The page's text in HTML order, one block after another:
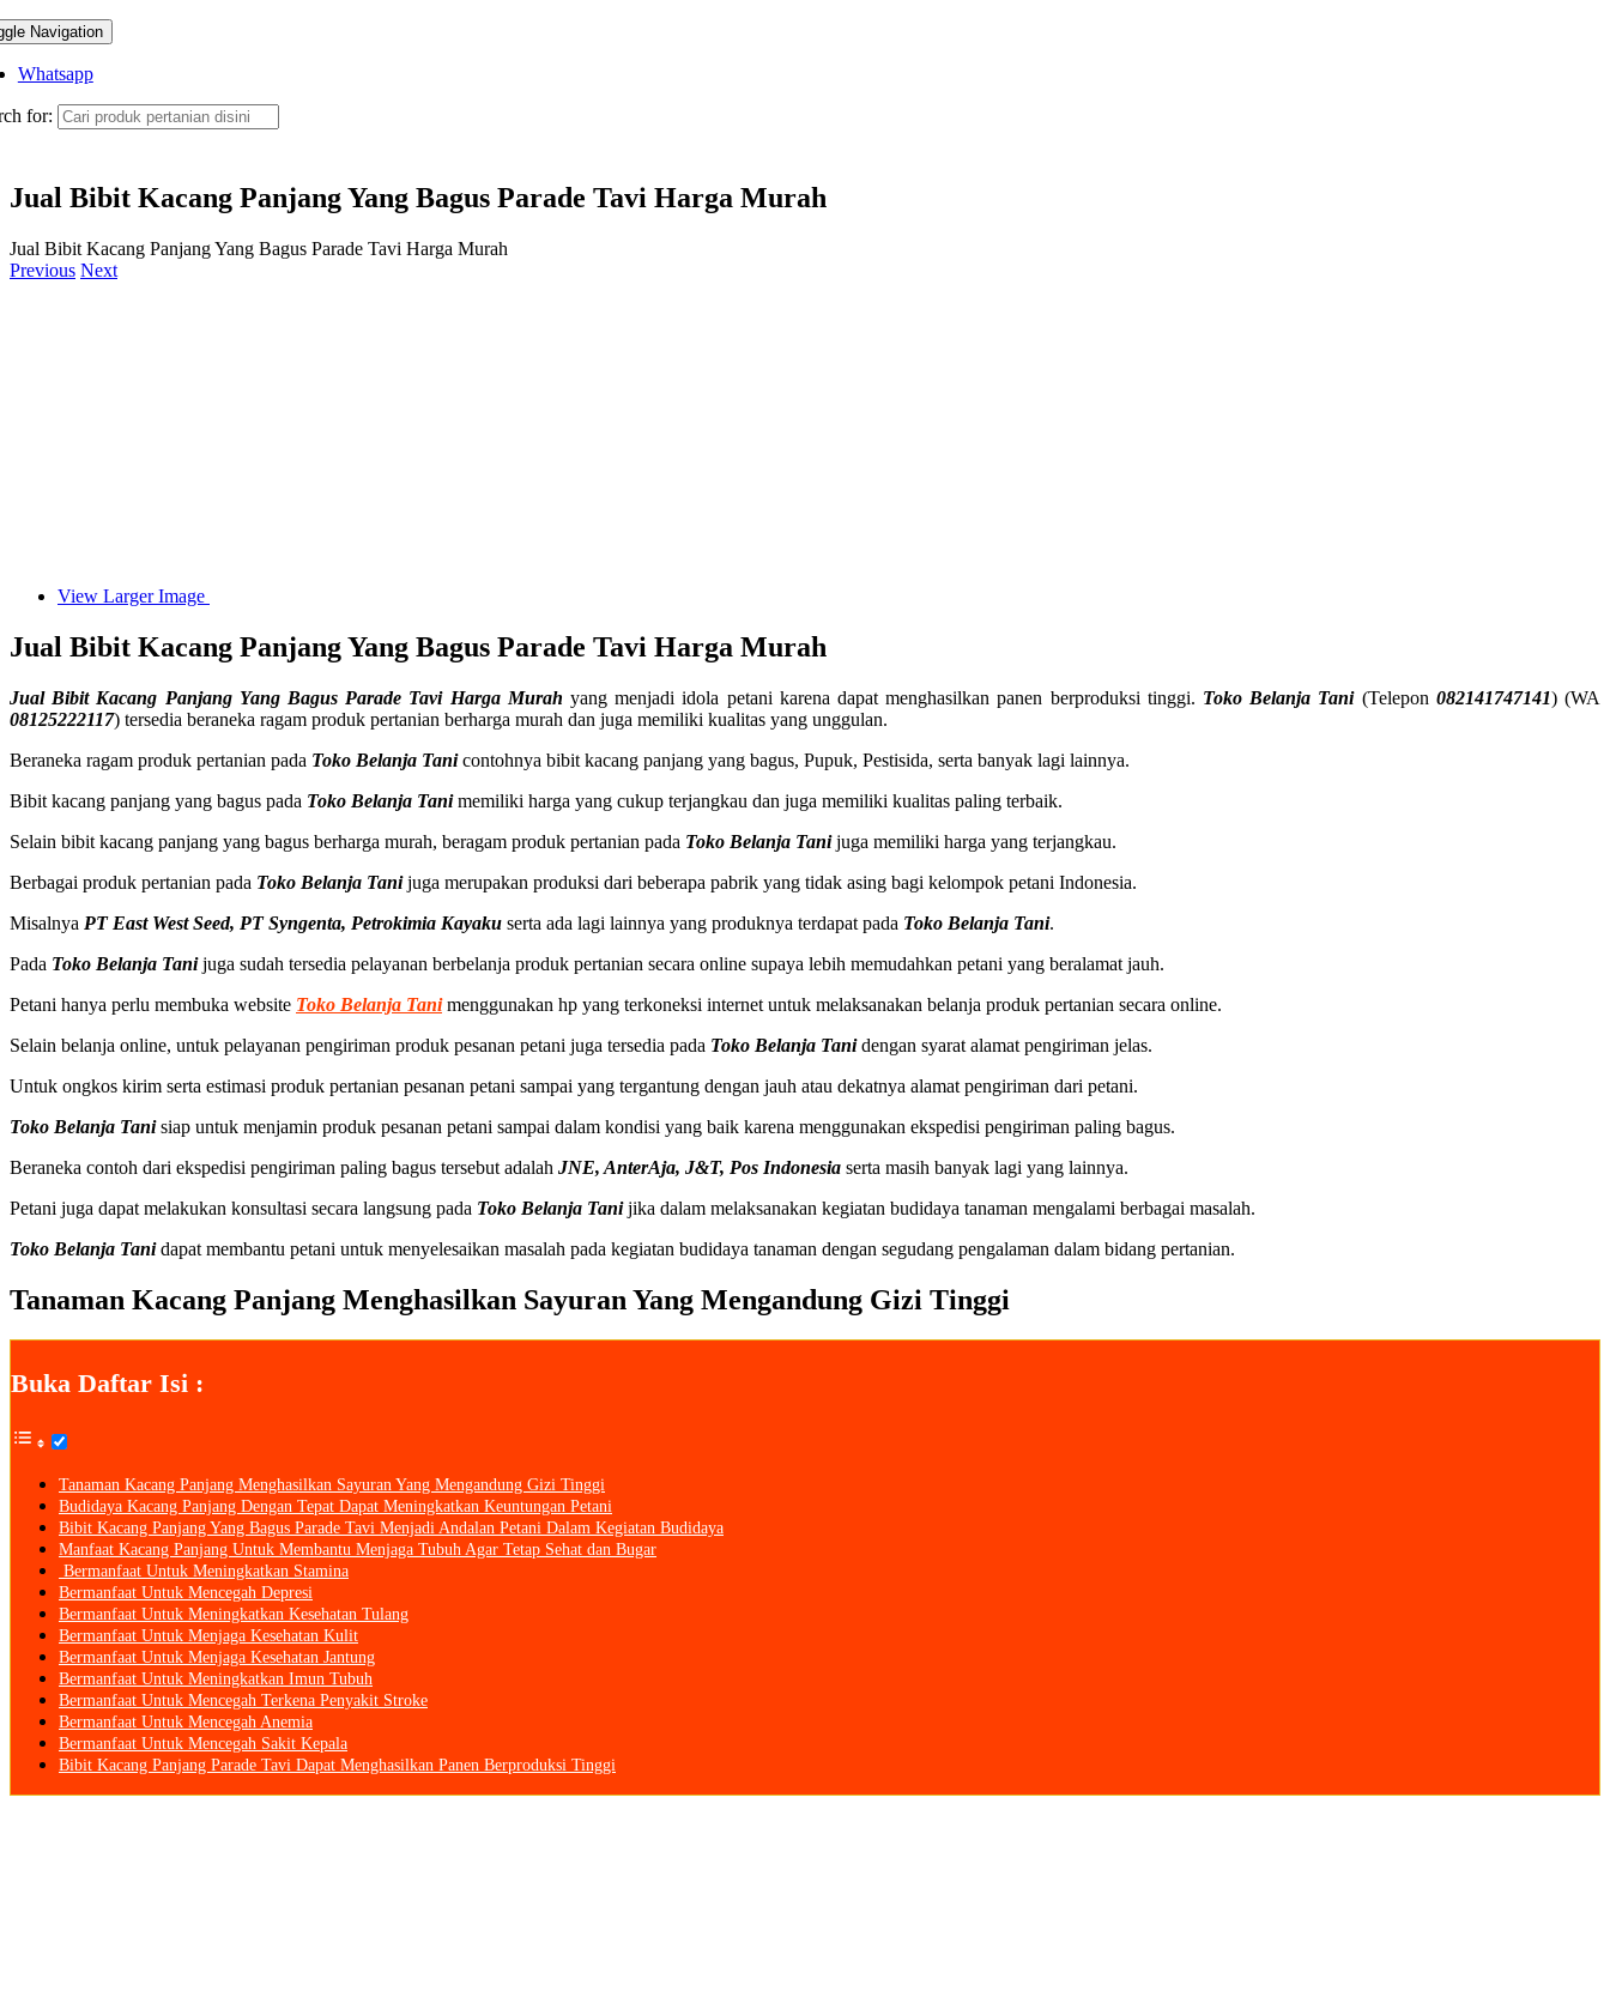
Navigation
Whatsapp
for:
Jual Bibit Kacang Panjang Yang Bagus Parade Tavi Harga Murah
Jual Bibit Kacang Panjang Yang Bagus Parade Tavi Harga Murah
Previous Next
View Larger Image
Jual Bibit Kacang Panjang Yang Bagus Parade Tavi Harga Murah
Jual Bibit Kacang Panjang Yang Bagus Parade Tavi Harga Murah yang menjadi idola petani karena dapat menghasilkan panen berproduksi tinggi. Toko Belanja Tani (Telepon 082141747141) (WA
08125222117) tersedia beraneka ragam produk pertanian berharga murah dan juga memiliki kualitas yang unggulan.
Beraneka ragam produk pertanian pada Toko Belanja Tanicontohnya bibit kacang panjang yang bagus, Pupuk, Pestisida, serta banyak lagi lainnya.
Bibit kacang panjang yang bagus pada Toko Belanja Tanimemiliki harga yang cukup terjangkau dan juga memiliki kualitas paling terbaik.
Selain bibit kacang panjang yang bagus berharga murah, beragam produk pertanian pada Toko Belanja Tanijuga memiliki harga yang terjangkau.
Berbagai produk pertanian pada Toko Belanja Tanijuga merupakan produksi dari beberapa pabrik yang tidak asing bagi kelompok petani Indonesia.
Misalnya PT East West Seed, PT Syngenta, Petrokimia Kayaku serta ada lagi lainnya yang produknya terdapat pada Toko Belanja Tani.
Pada Toko Belanja Tanijuga sudah tersedia pelayanan berbelanja produk pertanian secara online supaya lebih memudahkan petani yang beralamat jauh.
Petani hanya perlu membuka website Toko Belanja Tani menggunakan hp yang terkoneksi internet untuk melaksanakan belanja produk pertanian secara online.
Selain belanja online, untuk pelayanan pengiriman produk pesanan petani juga tersedia pada Toko Belanja Tanidengan syarat alamat pengiriman jelas.
Untuk ongkos kirim serta estimasi produk pertanian pesanan petani sampai yang tergantung dengan jauh atau dekatnya alamat pengiriman dari petani.
Toko Belanja Tanisiap untuk menjamin produk pesanan petani sampai dalam kondisi yang baik karena menggunakan ekspedisi pengiriman paling bagus.
Beraneka contoh dari ekspedisi pengiriman paling bagus tersebut adalah JNE, AnterAja, J&T, Pos Indonesia serta masih banyak lagi yang lainnya.
Petani juga dapat melakukan konsultasi secara langsung pada Toko Belanja Tanijika dalam melaksanakan kegiatan budidaya tanaman mengalami berbagai masalah.
Toko Belanja Tanidapat membantu petani untuk menyelesaikan masalah pada kegiatan budidaya tanaman dengan segudang pengalaman dalam bidang pertanian.
Tanaman Kacang Panjang Menghasilkan Sayuran Yang Mengandung Gizi Tinggi
Buka Daftar Isi :
Tanaman Kacang Panjang Menghasilkan Sayuran Yang Mengandung Gizi Tinggi
Budidaya Kacang Panjang Dengan Tepat Dapat Meningkatkan Keuntungan Petani
Bibit Kacang Panjang Yang Bagus Parade Tavi Menjadi Andalan Petani Dalam Kegiatan Budidaya
Manfaat Kacang Panjang Untuk Membantu Menjaga Tubuh Agar Tetap Sehat dan Bugar
Bermanfaat Untuk Meningkatkan Stamina
Bermanfaat Untuk Mencegah Depresi
Bermanfaat Untuk Meningkatkan Kesehatan Tulang
Bermanfaat Untuk Menjaga Kesehatan Kulit
Bermanfaat Untuk Menjaga Kesehatan Jantung
Bermanfaat Untuk Meningkatkan Imun Tubuh
Bermanfaat Untuk Mencegah Terkena Penyakit Stroke
Bermanfaat Untuk Mencegah Anemia
Bermanfaat Untuk Mencegah Sakit Kepala
Bibit Kacang Panjang Parade Tavi Dapat Menghasilkan Panen Berproduksi Tinggi